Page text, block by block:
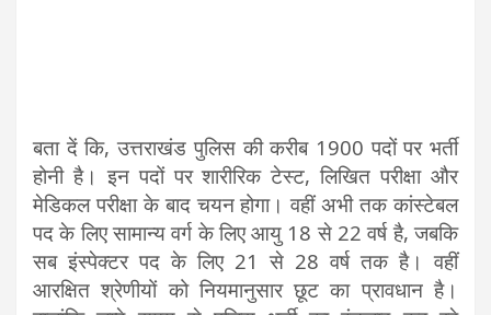
बता दें कि, उत्तराखंड पुलिस की करीब 1900 पदों पर भर्ती
होनी है। इन पदों पर शारीरिक टेस्ट, लिखित परीक्षा और
मेडिकल परीक्षा के बाद चयन होगा। वहीं अभी तक कांस्टेबल
पद के लिए सामान्य वर्ग के लिए आयु 18 से 22 वर्ष है, जबकि
सब इंस्पेक्टर पद के लिए 21 से 28 वर्ष तक है। वहीं
आरक्षित श्रेणीयों को नियमानुसार छूट का प्रावधान है।